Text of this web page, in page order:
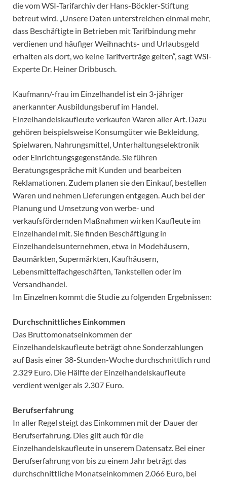
die vom WSI-Tarifarchiv der Hans-Böckler-Stiftung
betreut wird. „Unsere Daten unterstreichen einmal mehr,
dass Beschäftigte in Betrieben mit Tarifbindung mehr
verdienen und häufiger Weihnachts- und Urlaubsgeld
erhalten als dort, wo keine Tarifverträge gelten“, sagt WSI-
Experte Dr. Heiner Dribbusch.
Kaufmann/-frau im Einzelhandel ist ein 3-jähriger
anerkannter Ausbildungsberuf im Handel.
Einzelhandelskaufleute verkaufen Waren aller Art. Dazu
gehören beispielsweise Konsumgüter wie Bekleidung,
Spielwaren, Nahrungsmittel, Unterhaltungselektronik
oder Einrichtungsgegenstände. Sie führen
Beratungsgespräche mit Kunden und bearbeiten
Reklamationen. Zudem planen sie den Einkauf, bestellen
Waren und nehmen Lieferungen entgegen. Auch bei der
Planung und Umsetzung von werbe- und
verkaufsfördernden Maßnahmen wirken Kaufleute im
Einzelhandel mit. Sie finden Beschäftigung in
Einzelhandelsunternehmen, etwa in Modehäusern,
Baumärkten, Supermärkten, Kaufhäusern,
Lebensmittelfachgeschäften, Tankstellen oder im
Versandhandel.
Im Einzelnen kommt die Studie zu folgenden Ergebnissen:
Durchschnittliches Einkommen
Das Bruttomonatseinkommen der
Einzelhandelskaufleute beträgt ohne Sonderzahlungen
auf Basis einer 38-Stunden-Woche durchschnittlich rund
2.329 Euro. Die Hälfte der Einzelhandelskaufleute
verdient weniger als 2.307 Euro.
Berufserfahrung
In aller Regel steigt das Einkommen mit der Dauer der
Berufserfahrung. Dies gilt auch für die
Einzelhandelskaufleute in unserem Datensatz. Bei einer
Berufserfahrung von bis zu einem Jahr beträgt das
durchschnittliche Monatseinkommen 2.066 Euro, bei